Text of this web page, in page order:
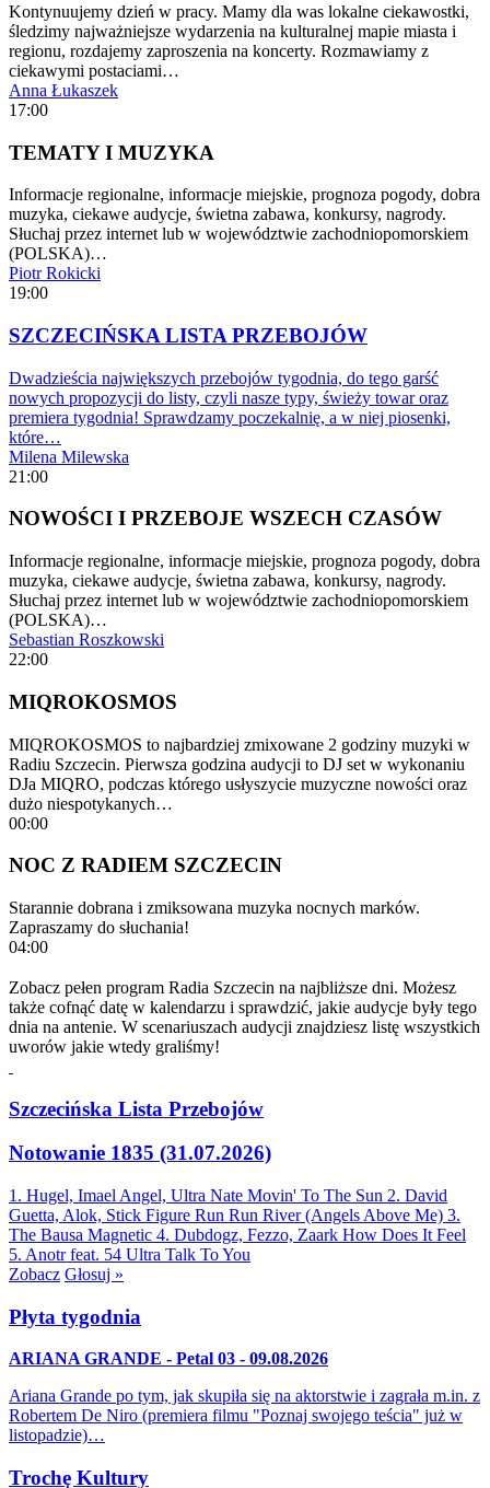
Kontynuujemy dzień w pracy. Mamy dla was lokalne ciekawostki,
śledzimy najważniejsze wydarzenia na kulturalnej mapie miasta i
regionu, rozdajemy zaproszenia na koncerty. Rozmawiamy z
ciekawymi postaciami…
Anna Łukaszek
17:00
TEMATY I MUZYKA
Informacje regionalne, informacje miejskie, prognoza pogody, dobra
muzyka, ciekawe audycje, świetna zabawa, konkursy, nagrody.
Słuchaj przez internet lub w województwie zachodniopomorskiem
(POLSKA)…
Piotr Rokicki
19:00
SZCZECIŃSKA LISTA PRZEBOJÓW
Dwadzieścia największych przebojów tygodnia, do tego garść
nowych propozycji do listy, czyli nasze typy, świeży towar oraz
premiera tygodnia! Sprawdzamy poczekalnię, a w niej piosenki,
które…
Milena Milewska
21:00
NOWOŚCI I PRZEBOJE WSZECH CZASÓW
Informacje regionalne, informacje miejskie, prognoza pogody, dobra
muzyka, ciekawe audycje, świetna zabawa, konkursy, nagrody.
Słuchaj przez internet lub w województwie zachodniopomorskiem
(POLSKA)…
Sebastian Roszkowski
22:00
MIQROKOSMOS
MIQROKOSMOS to najbardziej zmixowane 2 godziny muzyki w
Radiu Szczecin. Pierwsza godzina audycji to DJ set w wykonaniu
DJa MIQRO, podczas którego usłyszycie muzyczne nowości oraz
dużo niespotykanych…
00:00
NOC Z RADIEM SZCZECIN
Starannie dobrana i zmiksowana muzyka nocnych marków.
Zapraszamy do słuchania!
04:00
Zobacz pełen program Radia Szczecin na najbliższe dni. Możesz
także cofnąć datę w kalendarzu i sprawdzić, jakie audycje były tego
dnia na antenie. W scenariuszach audycji znajdziesz listę wszystkich
uworów jakie wtedy graliśmy!
Szczecińska Lista Przebojów
Notowanie 1835 (31.07.2026)
1. Hugel, Imael Angel, Ultra Nate Movin' To The Sun 2. David
Guetta, Alok, Stick Figure Run Run River (Angels Above Me) 3.
The Bausa Magnetic 4. Dubdogz, Fezzo, Zaark How Does It Feel
5. Anotr feat. 54 Ultra Talk To You
Zobacz Głosuj »
Płyta tygodnia
ARIANA GRANDE - Petal 03 - 09.08.2026
Ariana Grande po tym, jak skupiła się na aktorstwie i zagrała m.in. z
Robertem De Niro (premiera filmu "Poznaj swojego teścia" już w
listopadzie)…
Trochę Kultury